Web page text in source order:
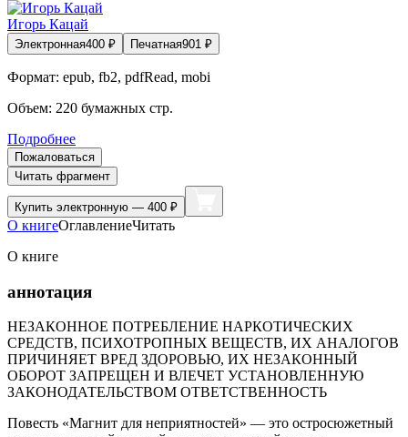
Игорь Кацай
Электронная400 ₽ Печатная901 ₽
Формат: epub, fb2, pdfRead, mobi
Объем: 220 бумажных стр.
Подробнее
Пожаловаться
Читать фрагмент
Купить электронную — 400 ₽
О книгеОглавлениеЧитать
О книге
аннотация
НЕЗАКОННОЕ ПОТРЕБЛЕНИЕ НАРКОТИЧЕСКИХ
СРЕДСТВ, ПСИХОТРОПНЫХ ВЕЩЕСТВ, ИХ АНАЛОГОВ
ПРИЧИНЯЕТ ВРЕД ЗДОРОВЬЮ, ИХ НЕЗАКОННЫЙ
ОБОРОТ ЗАПРЕЩЕН И ВЛЕЧЕТ УСТАНОВЛЕННУЮ
ЗАКОНОДАТЕЛЬСТВОМ ОТВЕТСТВЕННОСТЬ
Повесть «Магнит для неприятностей» — это остросюжетный